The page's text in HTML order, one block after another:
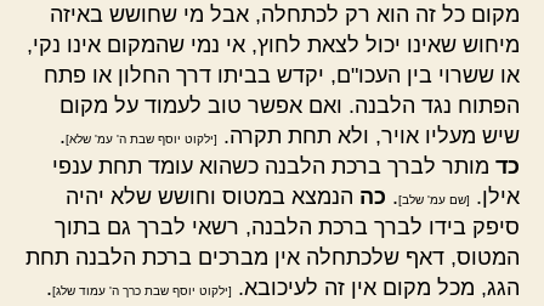
מקום כל זה הוא רק לכתחלה, אבל מי שחושש באיזה
מיחוש שאינו יכול לצאת לחוץ, אי נמי שהמקום אינו נקי,
או ששרוי בין העכו"ם, יקדש בביתו דרך החלון או פתח
הפתוח נגד הלבנה. ואם אפשר טוב לעמוד על מקום
שיש מעליו אויר, ולא תחת תקרה.
[ילקוט יוסף שבת ה' עמ' שלא].
כד מותר לברך ברכת הלבנה כשהוא עומד תחת ענפי
אילן.
[שם עמ' שלב]. כה הנמצא במטוס וחושש שלא יהיה
סיפק בידו לברך ברכת הלבנה, רשאי לברך גם בתוך
המטוס, דאף שלכתחלה אין מברכים ברכת הלבנה תחת
הגג, מכל מקום אין זה לעיכובא.
[ילקוט יוסף שבת כרך ה' עמוד שלג].